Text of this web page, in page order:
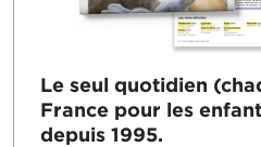
Le seul quotidien
France pour les
depuis 1995.